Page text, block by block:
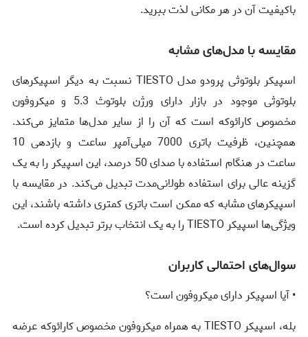
باکیفیت آن در هر مکانی لذت ببرید.
مقایسه با مدل‌های مشابه
اسپیکر بلوتوثی پرودو مدل TIESTO نسبت به دیگر اسپیکرهای
بلوتوثی موجود در بازار دارای ورژن بلوتوث 5.3 و میکروفون
مخصوص کارائوکه است که آن را از سایر مدل‌ها متمایز می‌کند.
همچنین، ظرفیت باتری 7000 میلی‌آمپر ساعت و بازدهی 10
ساعت در هنگام استفاده با صدای 50 درصد، این اسپیکر را به یک
گزینه عالی برای استفاده طولانی‌مدت تبدیل می‌کند. در مقایسه با
اسپیکرهای مشابه که ممکن است باتری کمتری داشته باشند، این
ویژگی‌ها اسپیکر TIESTO را به یک انتخاب برتر تبدیل کرده است.
سوال‌های احتمالی کاربران
• آیا اسپیکر دارای میکروفون است؟
بله، اسپیکر TIESTO به همراه میکروفون مخصوص کارائوکه عرضه